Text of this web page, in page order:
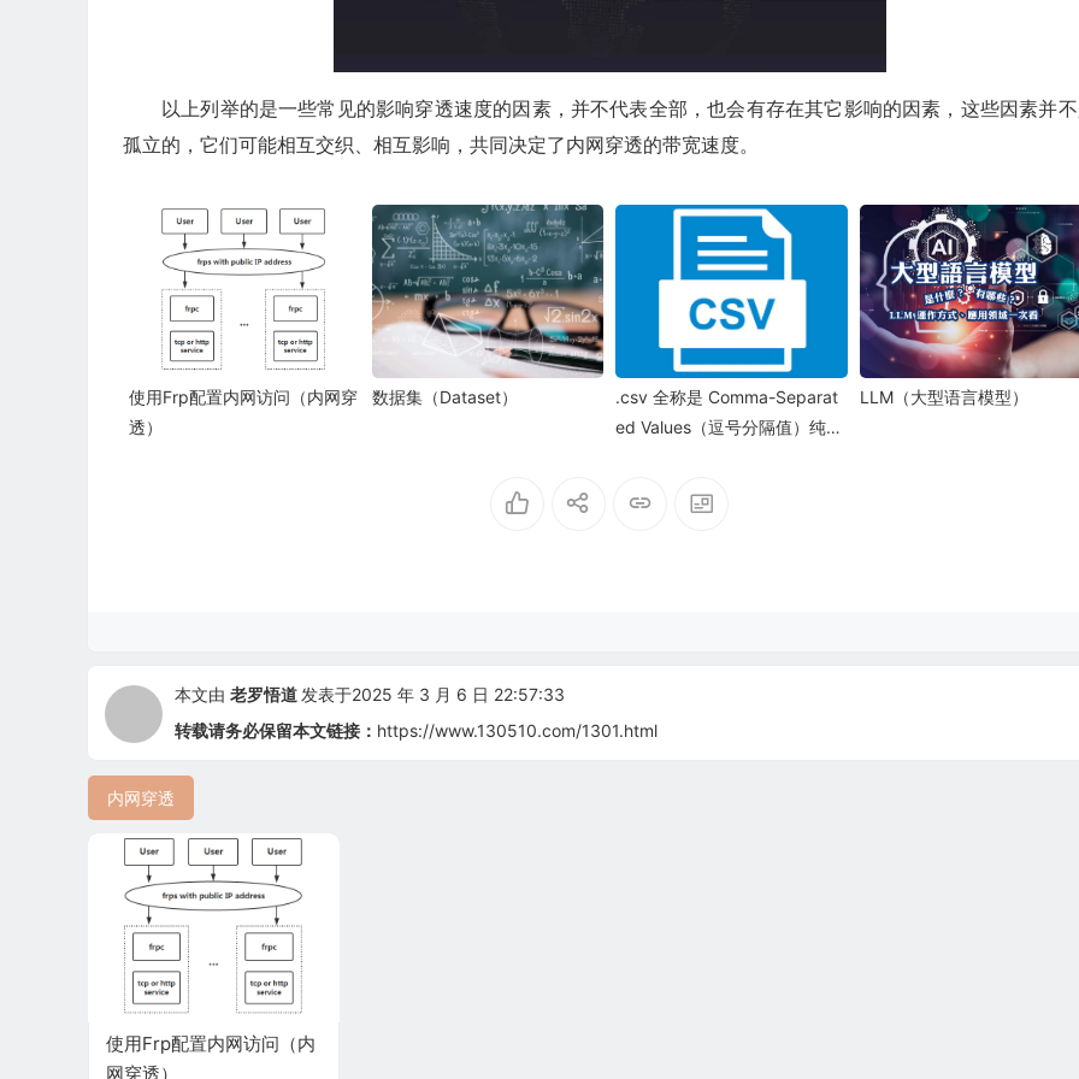
以上列举的是一些常见的影响穿透速度的因素，并不代表全部，也会有存在其它影响的因素，这些因素并
孤立的，它们可能相互交织、相互影响，共同决定了内网穿透的带宽速度。
使用Frp配置内网访问（内网穿
透）
数据集（Dataset）
.csv 全称是 Comma-Separat
ed Values（逗号分隔值）纯文
LLM（大型语言模型）
本文由 老罗悟道发表于2025 年 3 月 6 日 22:57:33
转载请务必保留本文链接： https://www.130510.com/1301.html
内网穿透
使用Frp配置内网访问（内
网穿透）